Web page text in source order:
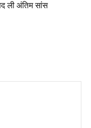
ली अंतिम सांस